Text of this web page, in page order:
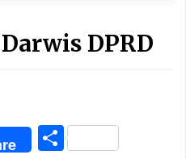
DPRD
Share